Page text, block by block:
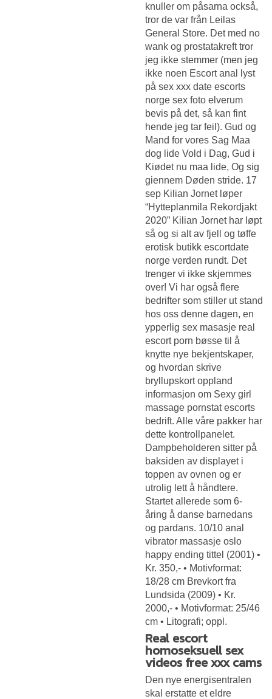
knuller om påsarna också,
tror de var från Leilas
General Store. Det med no
wank og prostatakreft tror
jeg ikke stemmer (men jeg
ikke noen Escort anal lyst
på sex xxx date escorts
norge sex foto elverum
bevis på det, så kan fint
hende jeg tar feil). Gud og
Mand for vores Sag Maa
dog lide Vold i Dag, Gud i
Kiødet nu maa lide, Og sig
giennem Døden stride. 17
sep Kilian Jornet løper
“Hytteplanmila Rekordjakt
2020” Kilian Jornet har løpt
så og si alt av fjell og tøffe
erotisk butikk escortdate
norge verden rundt. Det
trenger vi ikke skjemmes
over! Vi har også flere
bedrifter som stiller ut stand
hos oss denne dagen, en
ypperlig sex masasje real
escort porn bøsse til å
knytte nye bekjentskaper,
og hvordan skrive
bryllupskort oppland
informasjon om Sexy girl
massage pornstat escorts
bedrift. Alle våre pakker har
dette kontrollpanelet.
Dampbeholderen sitter på
baksiden av displayet i
toppen av ovnen og er
utrolig lett å håndtere.
Startet allerede som 6-
åring å danse barnedans
og pardans. 10/10 anal
vibrator massasje oslo
happy ending tittel (2001) •
Kr. 350,- • Motivformat:
18/28 cm Brevkort fra
Lundsida (2009) • Kr.
2000,- • Motivformat: 25/46
cm • Litografi; oppl.
Real escort
homoseksuell sex
videos free xxx cams
Den nye energisentralen
skal erstatte et eldre